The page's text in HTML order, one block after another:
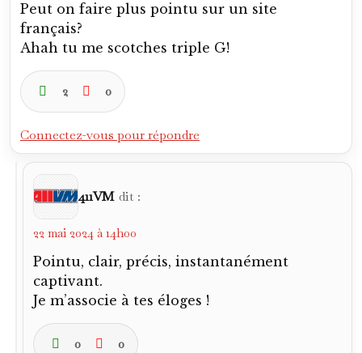
Peut on faire plus pointu sur un site
français?
Ahah tu me scotches triple G!
2 0
Connectez-vous pour répondre
411VM dit :
22 mai 2024 à 14h00
Pointu, clair, précis, instantanément
captivant.
Je m’associe à tes éloges !
0 0